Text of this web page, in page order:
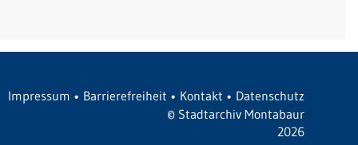
Impressum • Barrierefreiheit • Kontakt • Datenschutz
© Stadtarchiv Montabaur
2026